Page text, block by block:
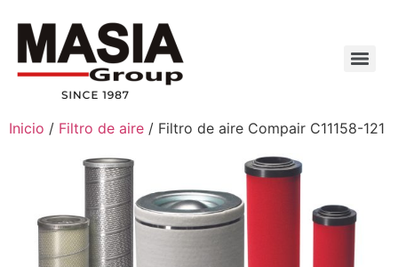
Inicio / Filtro de aire / Filtro de aire Compair C11158-121